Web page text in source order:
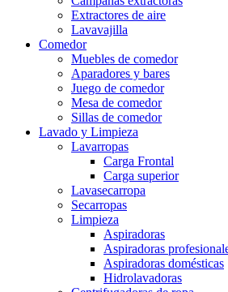
Extractores de aire
Lavavajilla
Comedor
Muebles de comedor
Aparadores y bares
Juego de comedor
Mesa de comedor
Sillas de comedor
Lavado y Limpieza
Lavarropas
Carga Frontal
Carga superior
Lavasecarropa
Secarropas
Limpieza
Aspiradoras
Aspiradoras
Aspiradoras domésticas
Hidrolavadoras